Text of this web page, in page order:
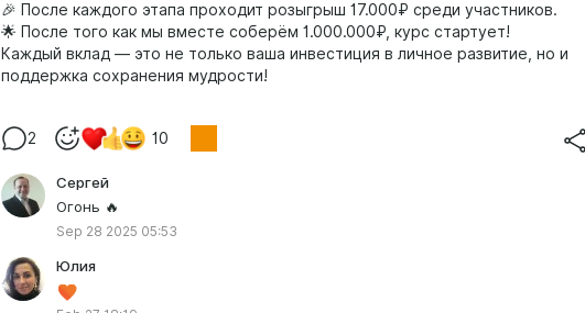
🎉 После каждого этапа проходит розыгрыш 17.000₽ среди участников.
🌟 После того как мы вместе соберём 1.000.000₽, курс стартует!
Каждый вклад — это не только ваша инвестиция в личное развитие, но и
поддержка сохранения мудрости!
2 10
Сергей
Огонь 🔥
Sep 28 2025 05:53
Юлия